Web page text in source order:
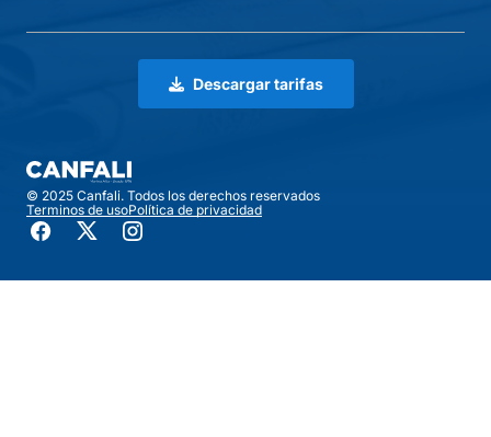
Descargar tarifas
© 2025 Canfali. Todos los derechos reservados
Terminos de usoPolítica de privacidad